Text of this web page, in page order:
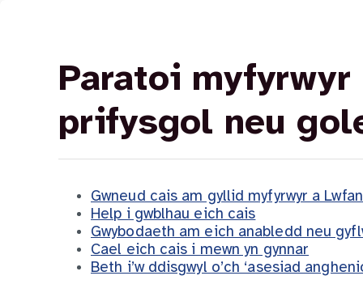
Paratoi
prifysgol neu
Gwneud cais am gyllid myfyrwyr a
Help i gwblhau eich cais
Gwybodaeth am eich anabledd neu
Cael eich cais i mewn yn gynnar
Beth i’w ddisgwyl o’ch ‘asesiad